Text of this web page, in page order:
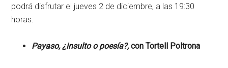
podrá disfrutar el jueves 2 de diciembre, a las 19:30
horas.
Payaso, ¿insulto o poesía?, con Tortell Poltrona